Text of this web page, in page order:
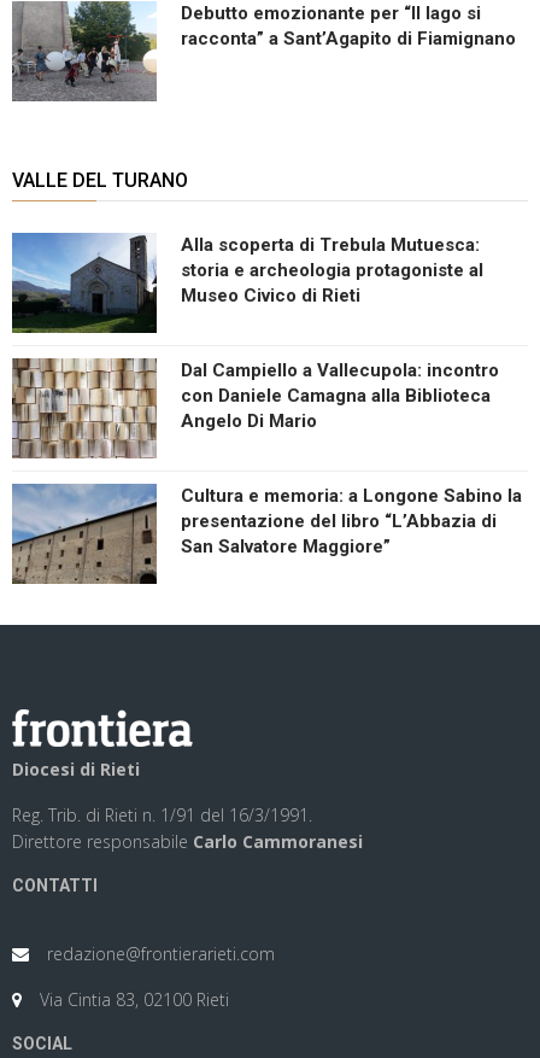
Debutto emozionante per “Il lago si
racconta” a Sant’Agapito di Fiamignano
VALLE DEL TURANO
Alla scoperta di Trebula Mutuesca:
storia e archeologia protagoniste al
Museo Civico di Rieti
Dal Campiello a Vallecupola: incontro
con Daniele Camagna alla Biblioteca
Angelo Di Mario
Cultura e memoria: a Longone Sabino la
presentazione del libro “L’Abbazia di
San Salvatore Maggiore”
Diocesi di Rieti
Reg. Trib. di Rieti n. 1/91 del 16/3/1991.
Direttore responsabile Carlo Cammoranesi
CONTATTI
redazione@frontierarieti.com
Via Cintia 83, 02100 Rieti
SOCIAL